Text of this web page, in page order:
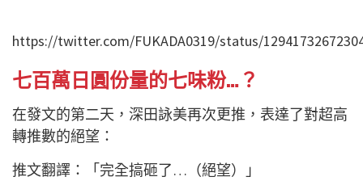
https://twitter.com/FUKADA0319/status/
七百萬日圓份量的七味粉…？
在發文的第二天，深田詠美再次更推，表達了對超高
轉推數的絕望：
推文翻譯：「完全搞砸了…（絕望）」